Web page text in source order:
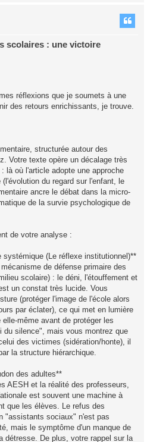
scolaires : une victoire
réflexions que je soumets à une
des retours enrichissants, je trouve.
structurée autour des
Votre texte opère un décalage très
là où l'article adopte une approche
du regard sur l'enfant, le
ancre le débat dans la micro-
de la survie psychologique de
de votre analyse :
(Le réflexe institutionnel)**
de défense primaire des
scolaire) : le déni, l'étouffement et
un constat très lucide. Vous
(protéger l'image de l'école alors
par éclater), ce qui met en lumière
même avant de protéger les
du silence", mais vous montrez que
des victimes (sidération/honte), il
la structure hiérarchique.
des adultes**
AESH et la réalité des professeurs,
est souvent une machine à
que les élèves. Le refus des
"assistants sociaux" n'est pas
mais le symptôme d'un manque de
détresse. De plus, votre rappel sur la